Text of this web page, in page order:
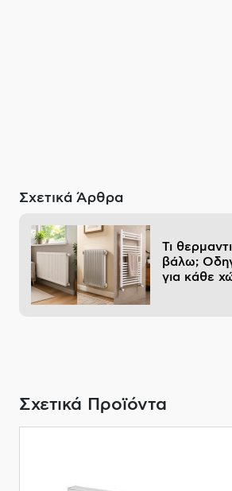
Σχετικά Άρθρα
Τι
βάλω;
για κάθε
Σχετικά Προϊόντα